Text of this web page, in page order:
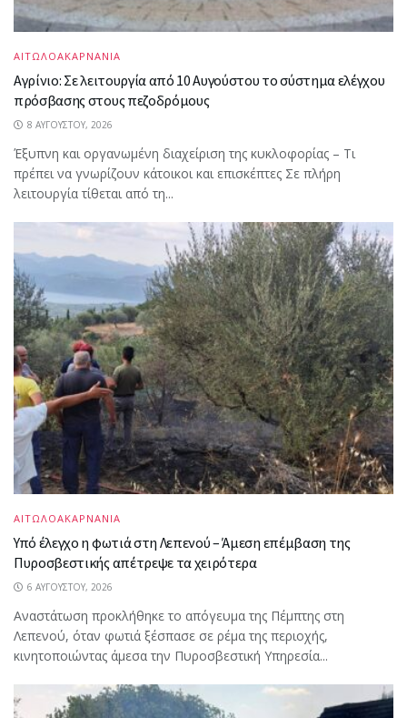
ΑΙΤΩΛΟΑΚΑΡΝΑΝΙΑ
Αγρίνιο: Σε λειτουργία από 10 Αυγούστου το σύστημα ελέγχου
πρόσβασης στους πεζοδρόμους
8 ΑΥΓΟΎΣΤΟΥ, 2026
Έξυπνη και οργανωμένη διαχείριση της κυκλοφορίας – Τι
πρέπει να γνωρίζουν κάτοικοι και επισκέπτες Σε πλήρη
λειτουργία τίθεται από τη...
ΑΙΤΩΛΟΑΚΑΡΝΑΝΙΑ
Υπό έλεγχο η φωτιά στη Λεπενού – Άμεση επέμβαση της
Πυροσβεστικής απέτρεψε τα χειρότερα
6 ΑΥΓΟΎΣΤΟΥ, 2026
Αναστάτωση προκλήθηκε το απόγευμα της Πέμπτης στη
Λεπενού, όταν φωτιά ξέσπασε σε ρέμα της περιοχής,
κινητοποιώντας άμεσα την Πυροσβεστική Υπηρεσία...